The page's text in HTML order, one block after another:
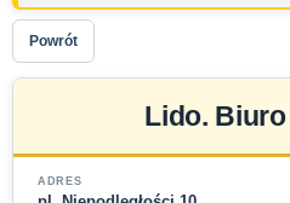
Powrót
Lido.
ADRES